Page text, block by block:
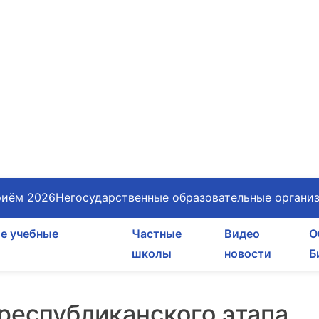
2026Негосударственные образовательные
учебные
Частные
школы
Видео
новости